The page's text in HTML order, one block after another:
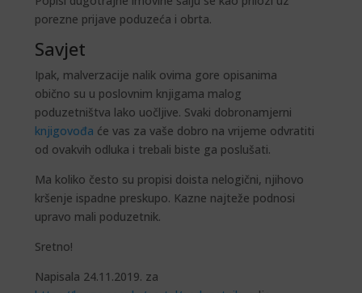
porezne prijave poduzeća i obrta.
Savjet
Ipak, malverzacije nalik ovima gore opisanima
obično su u poslovnim knjigama malog
poduzetništva lako uočljive. Svaki dobronamjerni
knjigovođa će vas za vaše dobro na vrijeme odvratiti
od ovakvih odluka i trebali biste ga poslušati.
Ma koliko često su propisi doista nelogični, njihovo
kršenje ispadne preskupo. Kazne najteže podnosi
upravo mali poduzetnik.
Sretno!
Napisala 24.11.2019. za